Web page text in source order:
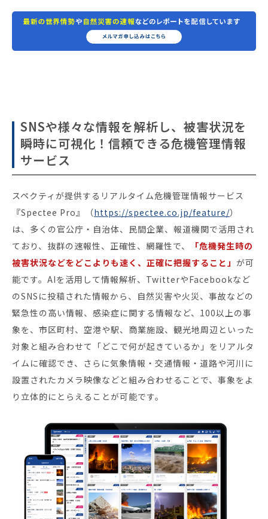
SNSや様々な情報を解析し、被害状況を
瞬時に可視化！信頼できる危機管理情報
サービス
スペクティが提供するリアルタイム危機管理情報サービス
『Spectee Pro』（https://spectee.co.jp/feature/）
は、多くの官公庁・自治体、民間企業、報道機関で活用され
ており、抜群の速報性、正確性、網羅性で、
「危機発生時の
被害状況などをどこよりも速く、正確に把握すること」 が可
能です。AIを活用して情報解析、TwitterやFacebookなど
のSNSに投稿された情報から、自然災害や火災、事故などの
緊急性の高い情報、感染症に関する情報など、100以上の事
象を、市区町村、空港や駅、商業施設、観光地周辺といった
対象と組み合わせて「どこで何が起きているか」をリアルタ
イムに確認でき、さらに気象情報・交通情報・道路や河川に
設置されたカメラ映像などと組み合わせることで、事象をよ
り立体的にとらえることが可能です。